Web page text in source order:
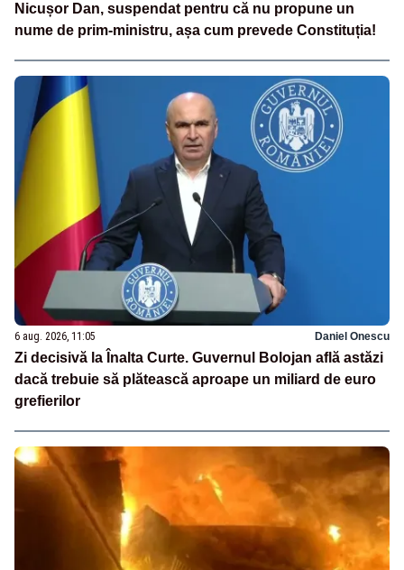
Nicușor Dan, suspendat pentru că nu propune un
nume de prim-ministru, așa cum prevede Constituția!
6 aug. 2026, 11:05 Daniel Onescu
Zi decisivă la Înalta Curte. Guvernul Bolojan află astăzi
dacă trebuie să plătească aproape un miliard de euro
grefierilor